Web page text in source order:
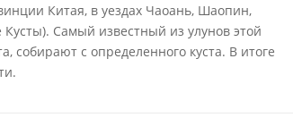
Китая, в уездах Чаоань, Шаопин,
Самый известный из улунов этой
собирают с определенного куста. В итоге